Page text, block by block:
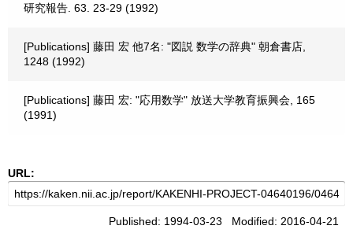
研究報告. 63. 23-29 (1992)
[Publications] 藤田 宏 他7名: "図説 数学の辞典" 朝倉書店,
1248 (1992)
[Publications] 藤田 宏: "応用数学" 放送大学教育振興会, 165
(1991)
URL:
Published: 1994-03-23 Modified: 2016-04-21